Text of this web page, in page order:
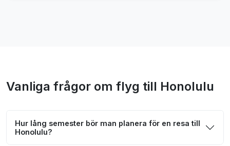
Vanliga frågor om flyg till Honolulu
Hur lång semester bör man planera för en resa till
Honolulu?